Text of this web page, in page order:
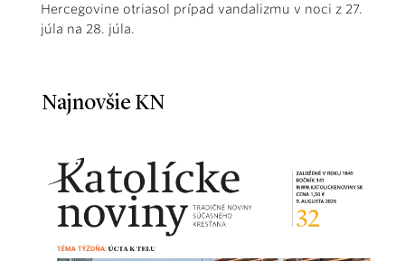
Hercegovine otriasol prípad vandalizmu v noci z 27.
júla na 28. júla.
Najnovšie KN